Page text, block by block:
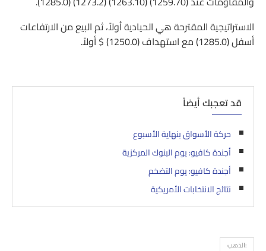
الاستراتيجية المقترحة هي الحيادية أولاً، ثم البيع من الارتفاعات
أسفل (1285.0) مع استهداف (1250.0) $ أولاً.
قد تعجبك أيضاً
حركة الأسواق بنهاية الأسبوع
أجندة كافيو: يوم البنوك المركزية
أجندة كافيو: يوم التضخم
نتائج الانتخابات الأمريكية
:الذهب